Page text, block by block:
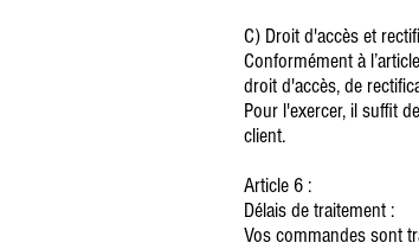
C) Droit d'accès et
Conformément à
droit d'accès, de
Pour l'exercer, il suffit
client.
Article 6 :
Délais de traitement :
Vos commandes sont